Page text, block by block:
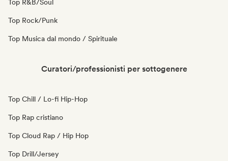
Top R&B/Soul
Top Rock/Punk
Top Musica dal mondo / Spirituale
Curatori/professionisti per sottogenere
Top Chill / Lo-fi Hip-Hop
Top Rap cristiano
Top Cloud Rap / Hip Hop
Top Drill/Jersey